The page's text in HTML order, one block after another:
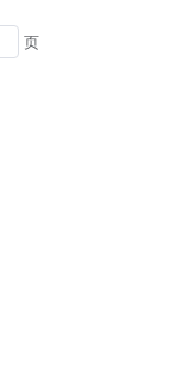
页